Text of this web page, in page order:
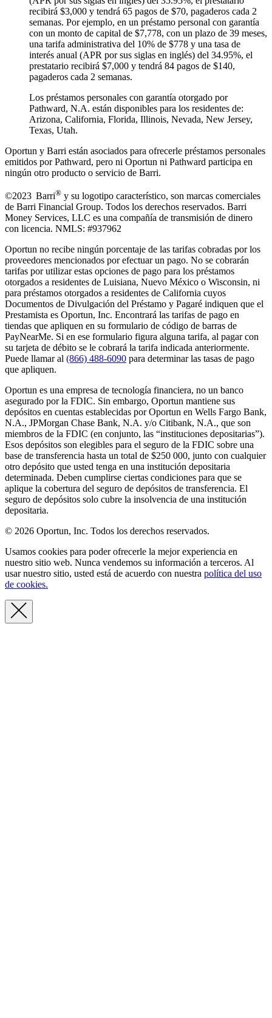
recibirá $3,000 y tendrá 65 pagos de $70, pagaderos cada 2
semanas. Por ejemplo, en un préstamo personal con garantía
con un monto de capital de $7,778, con un plazo de 39 meses,
una tarifa administrativa del 10% de $778 y una tasa de
interés anual (APR por sus siglas en inglés) del 34.95%, el
prestatario recibirá $7,000 y tendrá 84 pagos de $140,
pagaderos cada 2 semanas.
Los préstamos personales con garantía otorgado por
Pathward, N.A. están disponibles para los residentes de:
Arizona, California, Florida, Illinois, Nevada, New Jersey,
Texas, Utah.
Oportun y Barri están asociados para ofrecerle préstamos personales
emitidos por Pathward, pero ni Oportun ni Pathward participa en
ningún otro producto o servicio de Barri.
©2023 Barri® y su logotipo característico, son marcas comerciales
de Barri Financial Group. Todos los derechos reservados. Barri
Money Services, LLC es una compañía de transmisión de dinero
con licencia. NMLS: #937962
Oportun no recibe ningún porcentaje de las tarifas cobradas por los
proveedores mencionados por efectuar un pago. No se cobrarán
tarifas por utilizar estas opciones de pago para los préstamos
otorgados a residentes de Luisiana, Nuevo México o Wisconsin, ni
para préstamos otorgados a residentes de California cuyos
Documentos de Divulgación del Préstamo y Pagaré indiquen que el
Prestamista es Oportun, Inc. Encontrará las tarifas de pago en
tiendas que apliquen en su formulario de código de barras de
PayNearMe. Si en ese formulario figura alguna tarifa, al pagar con
su tarjeta de débito se le cobrará la tarifa indicada anteriormente.
Puede llamar al (866) 488-6090 para determinar las tasas de pago
que apliquen.
Oportun es una empresa de tecnología financiera, no un banco
asegurado por la FDIC. Sin embargo, Oportun mantiene sus
depósitos en cuentas establecidas por Oportun en Wells Fargo Bank,
N.A., JPMorgan Chase Bank, N.A. y/o Citibank, N.A., que son
miembros de la FDIC (en conjunto, las “instituciones depositarias”).
Esos depósitos son elegibles para el seguro de la FDIC sobre una
base de transferencia hasta un total de $250 000, junto con cualquier
otro depósito que usted tenga en una institución depositaria
determinada. Deben cumplirse ciertas condiciones para que se
aplique la cobertura del seguro de depósitos de transferencia. El
seguro de depósitos solo cubre la insolvencia de una institución
depositaria.
© 2026 Oportun, Inc. Todos los derechos reservados.
Usamos cookies para poder ofrecerle la mejor experiencia en
nuestro sitio web. Nunca vendemos su información a terceros. Al
usar nuestro sitio, usted está de acuerdo con nuestra política del uso
de cookies.